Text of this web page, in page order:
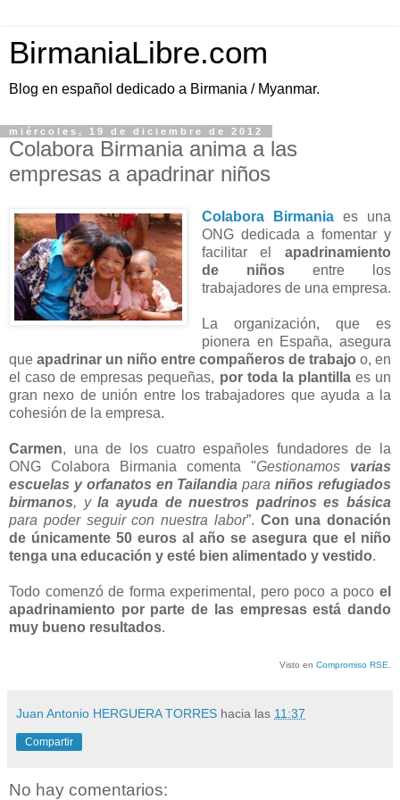
BirmaniaLibre.com
Blog en español dedicado a Birmania / Myanmar.
miércoles, 19 de diciembre de 2012
Colabora Birmania anima a las
empresas a apadrinar niños
Colabora Birmaniaes una
ONG dedicada a fomentar y
facilitar el apadrinamiento
de niñosentre los
trabajadores de una empresa.
La organización, que es
pionera en España, asegura
que apadrinar un niño entre compañeros de trabajo o, en
el caso de empresas pequeñas, por toda la plantillaes un
gran nexo de unión entre los trabajadores que ayuda a la
cohesión de la empresa.
Carmen, una de los cuatro españoles fundadores de la
ONG Colabora Birmania comenta "Gestionamos varias
escuelas y orfanatos en Tailandia paraniños refugiados
birmanos, yla ayuda de nuestros padrinos es básica
para poder seguir con nuestra labor”. Con una donación
de únicamente 50 euros al año se asegura que el niño
tenga una educación y esté bien alimentado y vestido.
Todo comenzó de forma experimental, pero poco a poco el
apadrinamiento por parte de las empresas está dando
muy bueno resultados.
Visto en Compromiso RSE
Juan Antonio HERGUERA TORRES hacia las 11:37
Compartir
No hay comentarios: